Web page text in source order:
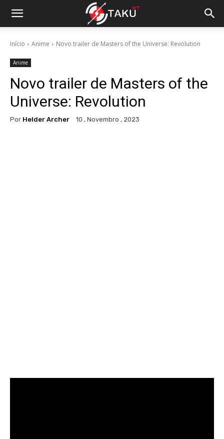
Início Anime Novo trailer de Masters of the Universe: Revolution
Anime
Novo trailer de Masters of the
Universe: Revolution
Por Helder Archer 10 , Novembro , 2023